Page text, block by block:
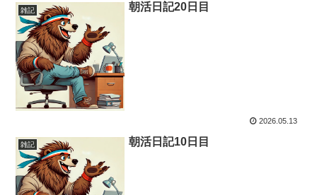
雑記 朝活日記20日目
2026.05.13
雑記 朝活日記10日目